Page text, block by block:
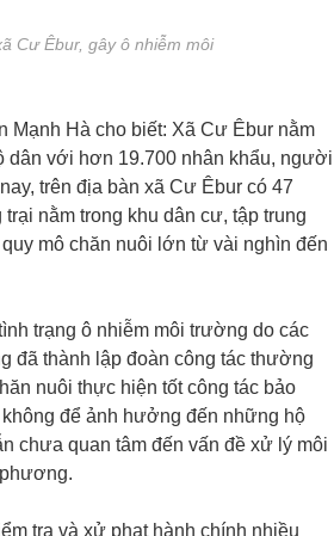
Cư Êbur, gây ô nhiễm môi
Mạnh Hà cho biết: Xã Cư Êbur nằm
dân với hơn 19.700 nhân khẩu, người
trên địa bàn xã Cư Êbur có 47
nằm trong khu dân cư, tập trung
mô chăn nuôi lớn từ vài nghìn đến
trạng ô nhiễm môi trường do các
đã thành lập đoàn công tác thường
nuôi thực hiện tốt công tác bảo
để ảnh hưởng đến những hộ
chưa quan tâm đến vấn đề xử lý môi
tra và xử phạt hành chính nhiều